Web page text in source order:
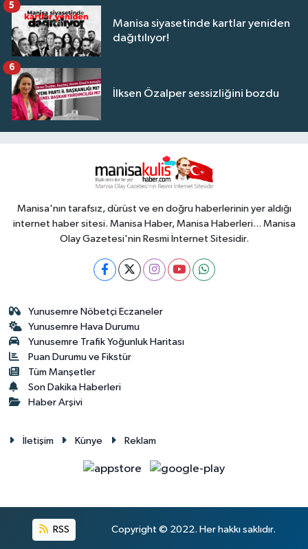
Manisa siyasetinde kartlar yeniden
dağıtılıyor!
5
İlksen Özalper sessizliğini bozdu
6
Manisa'nın tarafsız, dürüst ve en doğru haberlerinin yer aldığı
internet haber sitesi. Manisa Haber, Manisa Haberleri... Manisa
Olay Gazetesi'nin Resmi İnternet Sitesidir.
Yunusemre Nöbetçi Eczaneler
Yunusemre Hava Durumu
Yunusemre Trafik Yoğunluk Haritası
Puan Durumu ve Fikstür
Tüm Manşetler
Son Dakika Haberleri
Haber Arşivi
İletişim Künye Reklam
RSS Copyright © 2022. Her hakkı saklıdır.